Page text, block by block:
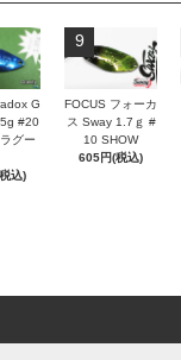
G
#20
グー
込)
9
FOCUS フォーカ
ス Sway 1.7ｇ #
10 SHOW
605円(税込)